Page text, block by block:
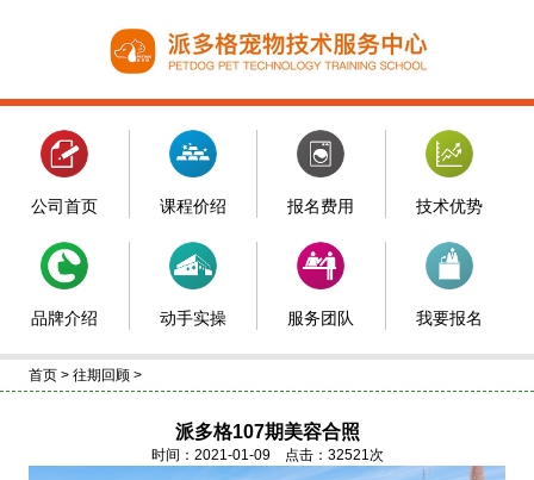
公司首页 课程价绍 报名费用 技术优势
品牌介绍 动手实操 服务团队 我要报名
首页 > 往期回顾 >
派多格107期美容合照
时间：2021-01-09 点击：32521次